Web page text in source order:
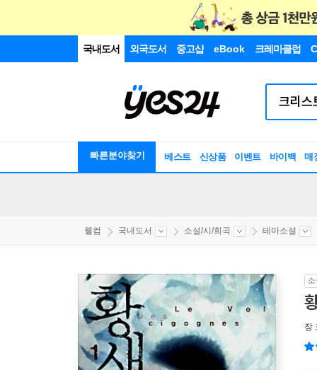
국내도서 외국도서 중고샵 eBook 크레마클럽
빠른분야찾기 베스트 신상품 이벤트 바이백 매
웰컴 국내도서 소설/시/희곡 테마소설
장